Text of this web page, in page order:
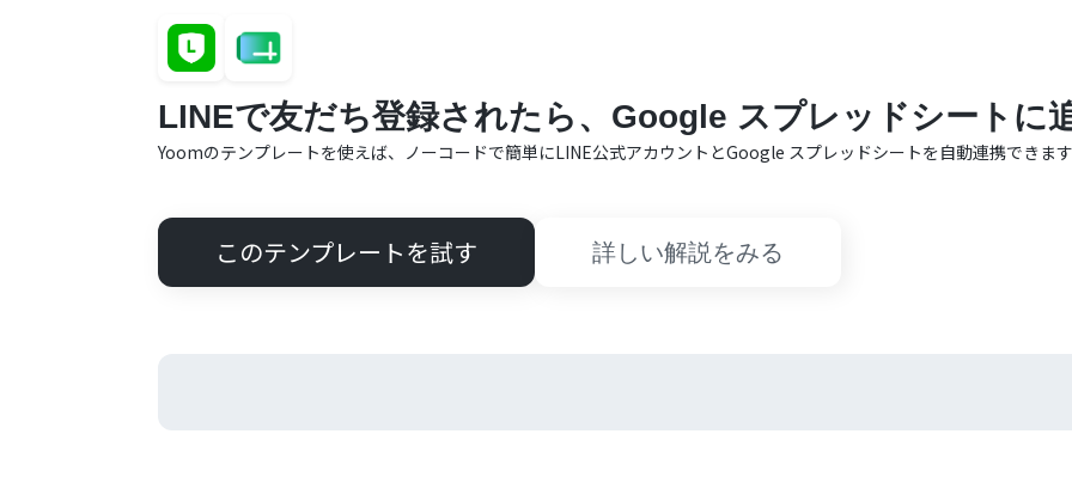
LINEで友だち登録されたら、Google スプレッドシートに
Yoomのテンプレートを使えば、ノーコードで簡単にLINE公式アカウント とGoogle スプレッドシートを自動連携できま
このテンプレートを試す 詳しい解説をみる